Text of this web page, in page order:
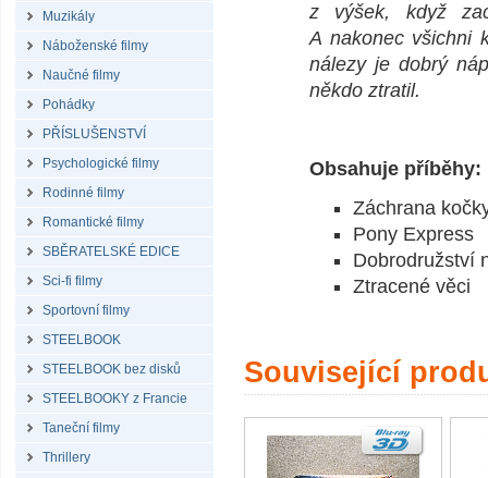
Muzikály
Náboženské filmy
Naučné filmy
Pohádky
PŘÍSLUŠENSTVÍ
Psychologické filmy
Rodinné filmy
Romantické filmy
SBĚRATELSKÉ EDICE
Sci-fi filmy
Sportovní filmy
STEELBOOK
STEELBOOK bez disků
STEELBOOKY z Francie
Taneční filmy
Thrillery
z výšek, když
A nakonec všichni
nálezy je dobrý
někdo ztratil.
Obsahuje příběhy:
Záchrana
Pony Express
Dobrodružství
Ztracené věci
Související